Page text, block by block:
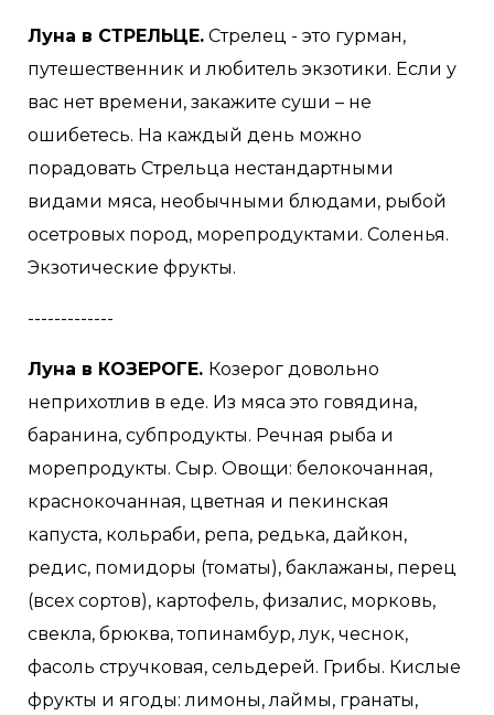
Луна в СТРЕЛЬЦЕ. Стрелец - это гурман,
путешественник и любитель экзотики. Если у
вас нет времени, закажите суши – не
ошибетесь. На каждый день можно
порадовать Стрельца нестандартными
видами мяса, необычными блюдами, рыбой
осетровых пород, морепродуктами. Соленья.
Экзотические фрукты.
-------------
Луна в КОЗЕРОГЕ. Козерог довольно
неприхотлив в еде. Из мяса это говядина,
баранина, субпродукты. Речная рыба и
морепродукты. Сыр. Овощи: белокочанная,
краснокочанная, цветная и пекинская
капуста, кольраби, репа, редька, дайкон,
редис, помидоры (томаты), баклажаны, перец
(всех сортов), картофель, физалис, морковь,
свекла, брюква, топинамбур, лук, чеснок,
фасоль стручковая, сельдерей. Грибы. Кислые
фрукты и ягоды: лимоны, лаймы, гранаты,